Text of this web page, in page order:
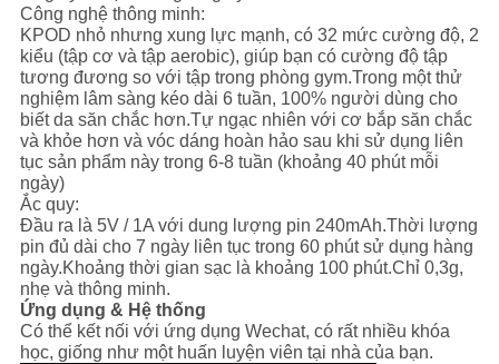
Công nghệ thông minh:
KPOD nhỏ nhưng xung lực mạnh, có 32 mức cường độ, 2
kiểu (tập cơ và tập aerobic), giúp bạn có cường độ tập
tương đương so với tập trong phòng gym.Trong một thử
nghiệm lâm sàng kéo dài 6 tuần, 100% người dùng cho
biết da săn chắc hơn.Tự ngạc nhiên với cơ bắp săn chắc
và khỏe hơn và vóc dáng hoàn hảo sau khi sử dụng liên
tục sản phẩm này trong 6-8 tuần (khoảng 40 phút mỗi
ngày)
Ắc quy:
Đầu ra là 5V / 1A với dung lượng pin 240mAh.Thời lượng
pin đủ dài cho 7 ngày liên tục trong 60 phút sử dụng hàng
ngày.Khoảng thời gian sạc là khoảng 100 phút.Chỉ 0,3g,
nhẹ và thông minh.
Ứng dụng & Hệ thống
Có thể kết nối với ứng dụng Wechat, có rất nhiều khóa
học, giống như một huấn luyện viên tại nhà của bạn.